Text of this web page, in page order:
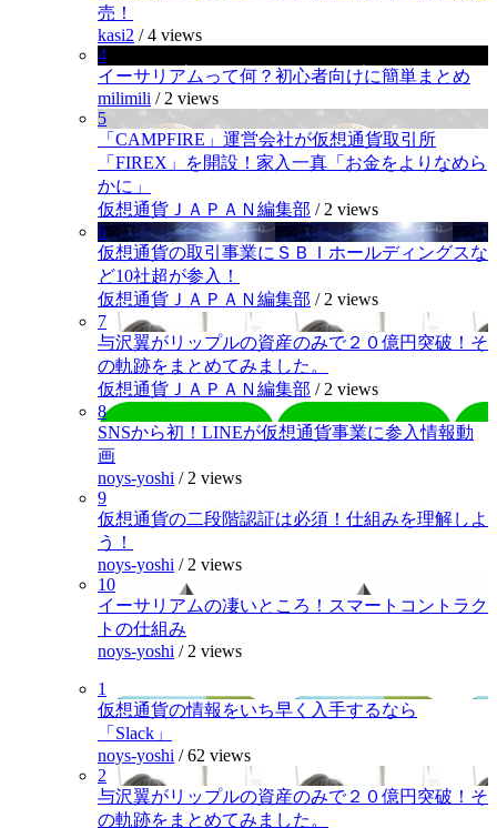
売！
kasi2 /4 views
4
イーサリアムって何？初心者向けに簡単まとめ
milimili / 2 views
5
「CAMPFIRE」運営会社が仮想通貨取引所
「FIREX」を開設！家入一真「お金をよりなめら
かに」
仮想通貨ＪＡＰＡＮ編集部 / 2 views
6
仮想通貨の取引事業にＳＢＩホールディングスな
ど10社超が参入！
仮想通貨ＪＡＰＡＮ編集部 / 2 views
7
与沢翼がリップルの資産のみで２０億円突破！そ
の軌跡をまとめてみました。
仮想通貨ＪＡＰＡＮ編集部 / 2 views
8
SNSから初！LINEが仮想通貨事業に参入情報動
画
noys-yoshi / 2 views
9
仮想通貨の二段階認証は必須！仕組みを理解しよ
う！
noys-yoshi / 2 views
10
イーサリアムの凄いところ！スマートコントラク
トの仕組み
noys-yoshi / 2 views
1
仮想通貨の情報をいち早く入手するなら
「Slack」
noys-yoshi /62 views
2
与沢翼がリップルの資産のみで２０億円突破！そ
の軌跡をまとめてみました。